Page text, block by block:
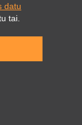
datu
tai.